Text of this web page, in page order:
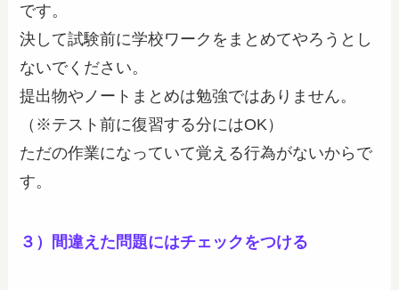
です。
決して試験前に学校ワークをまとめてやろうとし
ないでください。
提出物やノートまとめは勉強ではありません。
（※テスト前に復習する分にはOK）
ただの作業になっていて覚える行為がないからで
す。
３） 間違えた問題にはチェックをつける